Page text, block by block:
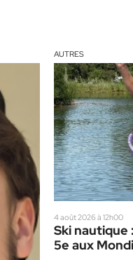
AUTRES
4 août 2026 à 12h00
Ski nautique
5e aux